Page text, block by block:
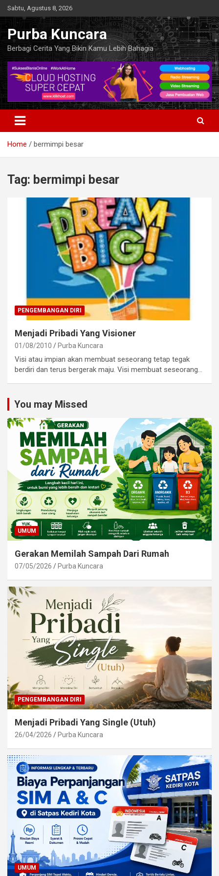
Skip
to
content
Sabtu, Agustus 8, 2026
Purba Kuncara
Berbagi Cerita Yang Bikin Kamu Lebih Bahagia
Home bermimpi besar
Tag: bermimpi besar
PENGEMBANGAN DIRI
Menjadi Pribadi Yang Visioner
01/08/2010 Purba Kuncara
Visi atau impian akan membuat seseorang tetap tegak
berdiri dan terus bergerak maju. Visi membuat seseorang…
You may Missed
UMUM
Gerakan Memilah Sampah Dari Rumah
07/05/2026 Purba Kuncara
PENGEMBANGAN DIRI
Menjadi Pribadi Yang Single (Utuh)
26/04/2026 Purba Kuncara
UMUM